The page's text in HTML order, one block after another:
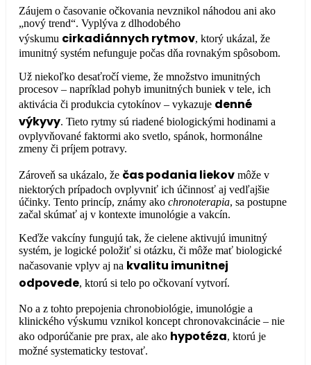
Záujem o časovanie očkovania nevznikol náhodou ani ako
„nový trend“. Vyplýva z dlhodobého
výskumu cirkadiánnych rytmov, ktorý ukázal, že
imunitný systém nefunguje počas dňa rovnakým spôsobom.
Už niekoľko desaťročí vieme, že množstvo imunitných
procesov – napríklad pohyb imunitných buniek v tele, ich
aktivácia či produkcia cytokínov – vykazuje denné
výkyvy. Tieto rytmy sú riadené biologickými hodinami a
ovplyvňované faktormi ako svetlo, spánok, hormonálne
zmeny či príjem potravy.
Zároveň sa ukázalo, že čas podania liekov môže v
niektorých prípadoch ovplyvniť ich účinnosť aj vedľajšie
účinky. Tento princíp, známy akochronoterapia, sa postupne
začal skúmať aj v kontexte imunológie a vakcín.
Keďže vakcíny fungujú tak, že cielene aktivujú imunitný
systém, je logické položiť si otázku, či môže mať biologické
načasovanie vplyv aj na kvalitu imunitnej
odpovede, ktorú si telo po očkovaní vytvorí.
No a z tohto prepojenia chronobiológie, imunológie a
klinického výskumu vznikol koncept chronovakcinácie – nie
ako odporúčanie pre prax, ale ako hypotéza, ktorú je
možné systematicky testovať.